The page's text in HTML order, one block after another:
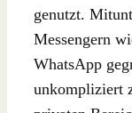
genutzt.
Messengern
WhatsApp
unkompliziert